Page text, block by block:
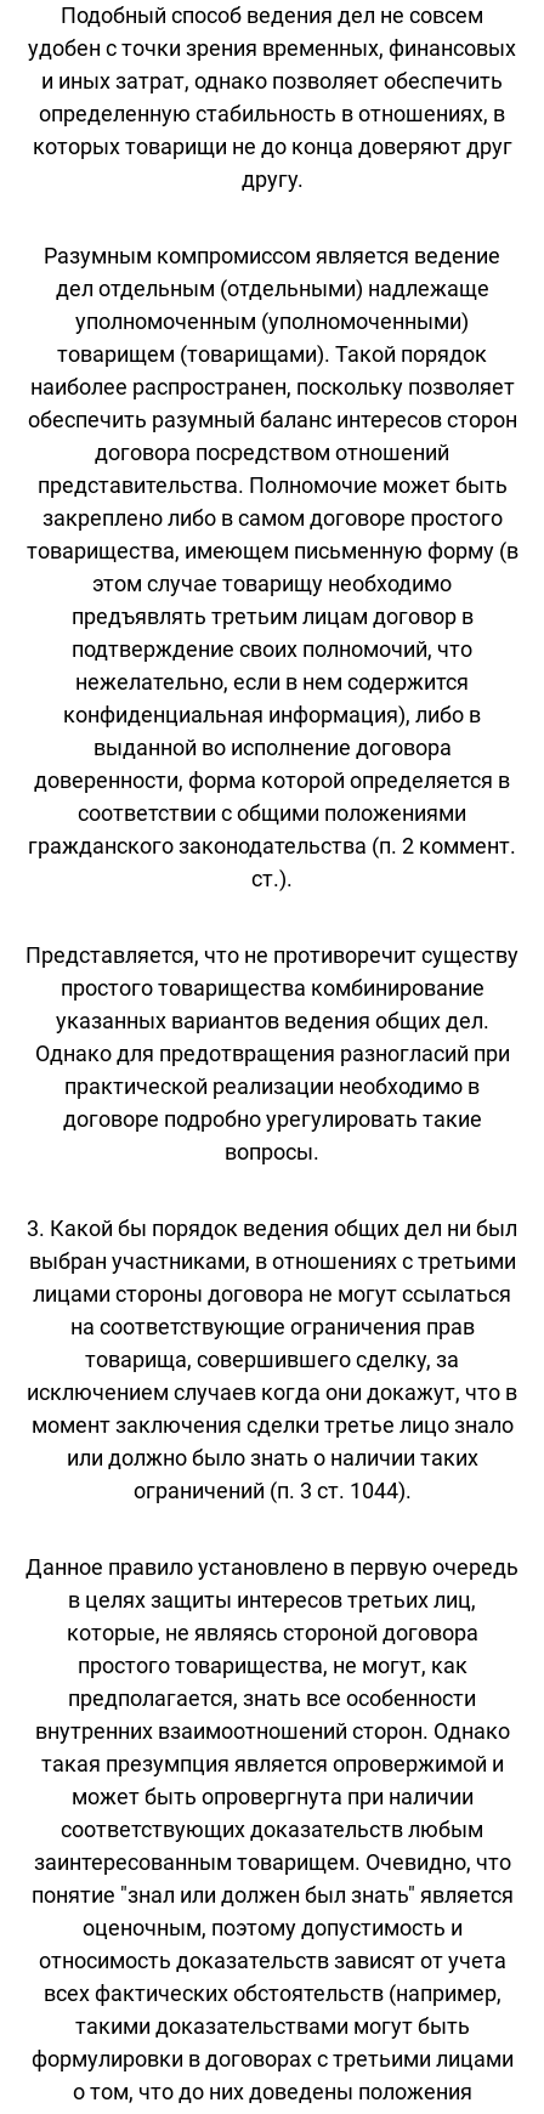
Подобный способ ведения дел не совсем
удобен с точки зрения временных, финансовых
и иных затрат, однако позволяет обеспечить
определенную стабильность в отношениях, в
которых товарищи не до конца доверяют друг
другу.
Разумным компромиссом является ведение
дел отдельным (отдельными) надлежаще
уполномоченным (уполномоченными)
товарищем (товарищами). Такой порядок
наиболее распространен, поскольку позволяет
обеспечить разумный баланс интересов сторон
договора посредством отношений
представительства. Полномочие может быть
закреплено либо в самом договоре простого
товарищества, имеющем письменную форму (в
этом случае товарищу необходимо
предъявлять третьим лицам договор в
подтверждение своих полномочий, что
нежелательно, если в нем содержится
конфиденциальная информация), либо в
выданной во исполнение договора
доверенности, форма которой определяется в
соответствии с общими положениями
гражданского законодательства (п. 2 коммент.
ст.).
Представляется, что не противоречит существу
простого товарищества комбинирование
указанных вариантов ведения общих дел.
Однако для предотвращения разногласий при
практической реализации необходимо в
договоре подробно урегулировать такие
вопросы.
3. Какой бы порядок ведения общих дел ни был
выбран участниками, в отношениях с третьими
лицами стороны договора не могут ссылаться
на соответствующие ограничения прав
товарища, совершившего сделку, за
исключением случаев когда они докажут, что в
момент заключения сделки третье лицо знало
или должно было знать о наличии таких
ограничений (п. 3 ст. 1044).
Данное правило установлено в первую очередь
в целях защиты интересов третьих лиц,
которые, не являясь стороной договора
простого товарищества, не могут, как
предполагается, знать все особенности
внутренних взаимоотношений сторон. Однако
такая презумпция является опровержимой и
может быть опровергнута при наличии
соответствующих доказательств любым
заинтересованным товарищем. Очевидно, что
понятие "знал или должен был знать" является
оценочным, поэтому допустимость и
относимость доказательств зависят от учета
всех фактических обстоятельств (например,
такими доказательствами могут быть
формулировки в договорах с третьими лицами
о том, что до них доведены положения